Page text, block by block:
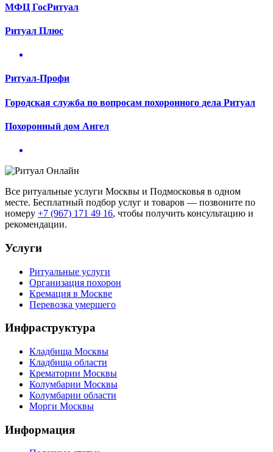
МФЦ ГосРитуал
Ритуал Плюс
Ритуал-Профи
Городская служба по вопросам похоронного дела Ритуал
Похоронный дом Ангел
Все ритуальные услуги Москвы и Подмосковья в одном
месте. Бесплатный подбор услуг и товаров — позвоните по
номеру +7 (967) 171 49 16, чтобы получить консультацию и
рекомендации.
Услуги
Ритуальные услуги
Организация похорон
Кремация в Москве
Перевозка умершего
Инфраструктура
Кладбища Москвы
Кладбища области
Крематории Москвы
Колумбарии Москвы
Колумбарии области
Морги Москвы
Информация